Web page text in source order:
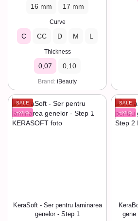
16 mm 17 mm
Curve
C CC D M L
Thickness
0,07 0,10
Brand iBeauty
SALE
−39%
KeraSoft - Ser pentru laminarea
genelor - Step 1
SALE
−39%
gene